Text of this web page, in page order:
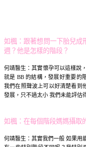
如楓： 跟著想問一下胎兒成
週？他是怎樣的階段？
何靖醫生：其實懷孕可以這樣說
就是 BB 的結構，發展好重要的
我們在照聲波上可以好清楚看到
發展，只不過太小 我們未能評估
如楓： 在每個階段媽媽攝取
何靖醫生： 其實我們一般 如果用